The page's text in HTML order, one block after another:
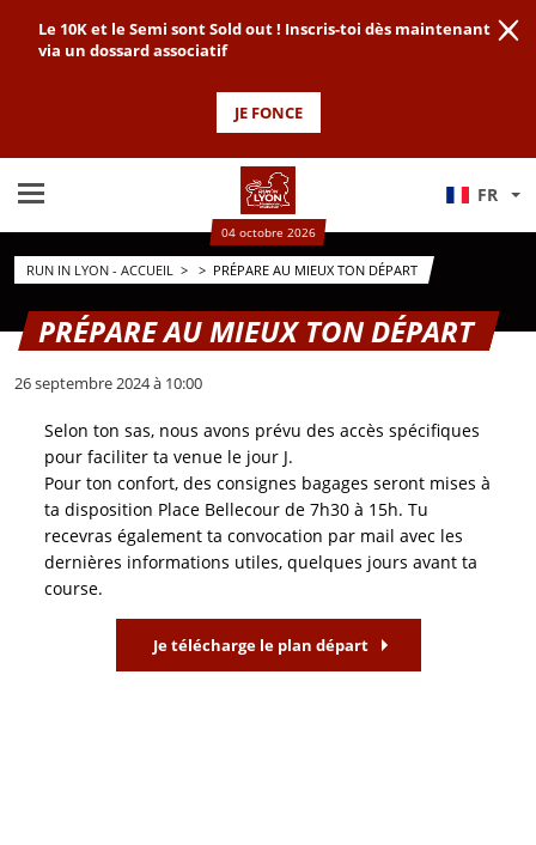
Le 10K et le Semi sont Sold out ! Inscris-toi dès maintenant
via un dossard associatif
JE FONCE
FR
04 octobre 2026
RUN IN LYON - ACCUEIL > > PRÉPARE AU MIEUX TON DÉPART
PRÉPARE AU MIEUX TON DÉPART
26 septembre 2024 à 10:00
Selon ton sas, nous avons prévu des accès spécifiques
pour faciliter ta venue le jour J.
Pour ton confort, des consignes bagages seront mises à
ta disposition Place Bellecour de 7h30 à 15h. Tu
recevras également ta convocation par mail avec les
dernières informations utiles, quelques jours avant ta
course.
Je télécharge le plan départ